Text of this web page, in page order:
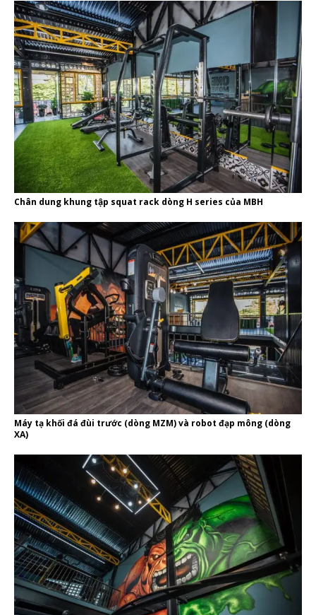
Chân dung khung tập squat rack dòng H series của MBH
Máy tạ khối đá đùi trước (dòng MZM) và robot đạp mông (dòng
XA)